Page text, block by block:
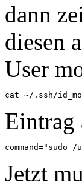
dann
diesen
User
cat ~/.ssh/
Eintrag
command="sudo
Jetzt